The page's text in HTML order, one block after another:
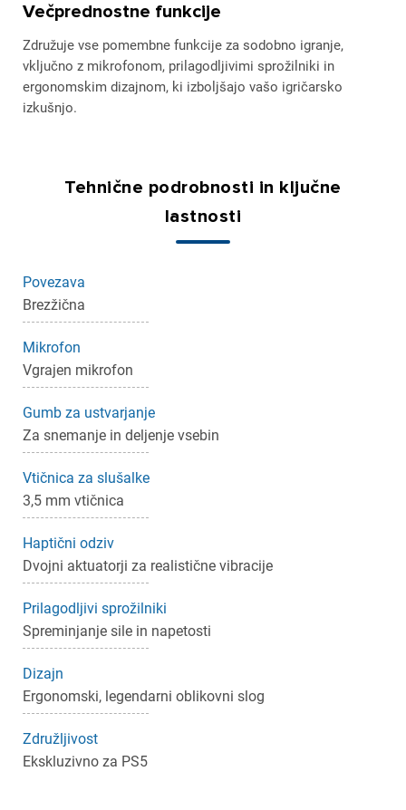
Večprednostne funkcije
Združuje vse pomembne funkcije za sodobno igranje,
vključno z mikrofonom, prilagodljivimi sprožilniki in
ergonomskim dizajnom, ki izboljšajo vašo igričarsko
izkušnjo.
Tehnične podrobnosti in ključne
lastnosti
Povezava
Brezžična
Mikrofon
Vgrajen mikrofon
Gumb za ustvarjanje
Za snemanje in deljenje vsebin
Vtičnica za slušalke
3,5 mm vtičnica
Haptični odziv
Dvojni aktuatorji za realistične vibracije
Prilagodljivi sprožilniki
Spreminjanje sile in napetosti
Dizajn
Ergonomski, legendarni oblikovni slog
Združljivost
Ekskluzivno za PS5
Za dodajanje na seznam želja morate biti prijavljeni.
Prekliči